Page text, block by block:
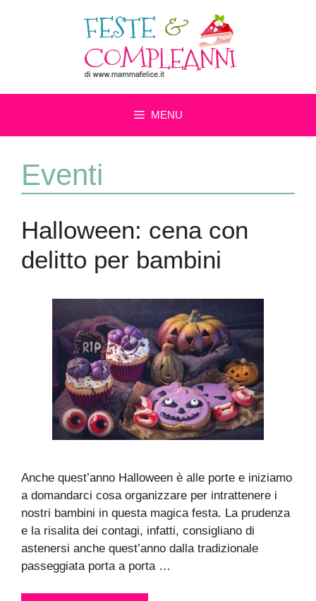
MENU
Eventi
Halloween: cena con
delitto per bambini
Anche quest’anno Halloween è alle porte e iniziamo
a domandarci cosa organizzare per intrattenere i
nostri bambini in questa magica festa. La prudenza
e la risalita dei contagi, infatti, consigliano di
astenersi anche quest’anno dalla tradizionale
passeggiata porta a porta …